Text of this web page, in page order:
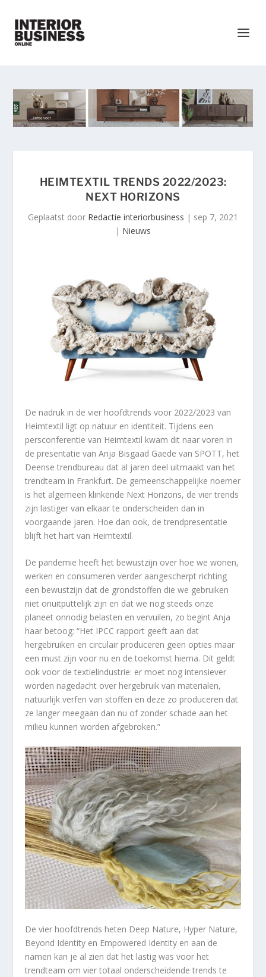
HEIMTEXTIL TRENDS 2022/2023:
NEXT HORIZONS
Geplaatst door Redactie interiorbusiness | sep 7, 2021
| Nieuws
De nadruk in de vier hoofdtrends voor 2022/2023 van
Heimtextil ligt op natuur en identiteit. Tijdens een
persconferentie van Heimtextil kwam dit naar voren in
de presentatie van Anja Bisgaad Gaede van SPOTT, het
Deense trendbureau dat al jaren deel uitmaakt van het
trendteam in Frankfurt. De gemeenschappelijke noemer
is het algemeen klinkende Next Horizons, de vier trends
zijn lastiger van elkaar te onderscheiden dan in
voorgaande jaren. Hoe dan ook, de trendpresentatie
blijft het hart van Heimtextil.
De pandemie heeft het bewustzijn over hoe we wonen,
werken en consumeren verder aangescherpt richting
een bewustzijn dat de grondstoffen die we gebruiken
niet onuitputtelijk zijn en dat we nog steeds onze
planeet onnodig belasten en vervuilen, zo begint Anja
haar betoog: “Het IPCC rapport geeft aan dat
hergebruiken en circulair produceren geen opties maar
een must zijn voor nu en de toekomst hierna. Dit geldt
ook voor de textielindustrie: er moet nog intensiever
worden nagedacht over hergebruik van materialen,
natuurlijk verfen van stoffen en deze zo produceren dat
ze langer meegaan dan nu of zonder schade aan het
milieu kunnen worden afgebroken.”
De vier hoofdtrends heten Deep Nature, Hyper Nature,
Beyond Identity en Empowered Identity en aan de
namen kan je al zien dat het lastig was voor het
trendteam om vier totaal onderscheidende trends te